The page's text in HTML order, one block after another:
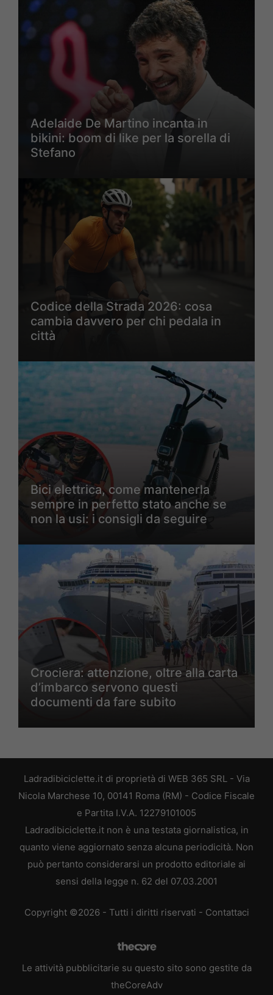
Adelaide De Martino incanta in
bikini: boom di like per la sorella di
Stefano
Codice della Strada 2026: cosa
cambia davvero per chi pedala in
città
Bici elettrica, come mantenerla
sempre in perfetto stato anche se
non la usi: i consigli da seguire
Crociera: attenzione, oltre alla carta
d’imbarco servono questi
documenti da fare subito
Ladradibiciclette.it di proprietà di WEB 365 SRL - Via
Nicola Marchese 10, 00141 Roma (RM) - Codice Fiscale
e Partita I.V.A. 12279101005
Ladradibiciclette.it non è una testata giornalistica, in
quanto viene aggiornato senza alcuna periodicità. Non
può pertanto considerarsi un prodotto editoriale ai
sensi della legge n. 62 del 07.03.2001
Copyright ©2026 - Tutti i diritti riservati - Contattaci
Le attività pubblicitarie su questo sito sono gestite da
theCoreAdv